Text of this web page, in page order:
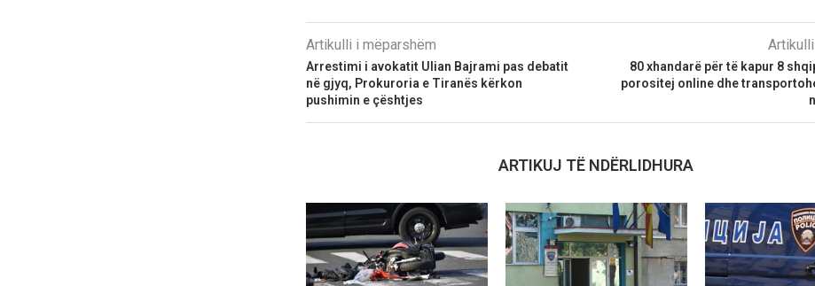
Artikulli i mëparshëm
Arrestimi i avokatit Ulian Bajrami pas debatit
në gjyq, Prokuroria e Tiranës kërkon
pushimin e çështjes
80 xhandarë për të kapur 8
porositej online dhe
ARTIKUJ TË NDËRLIDHURA